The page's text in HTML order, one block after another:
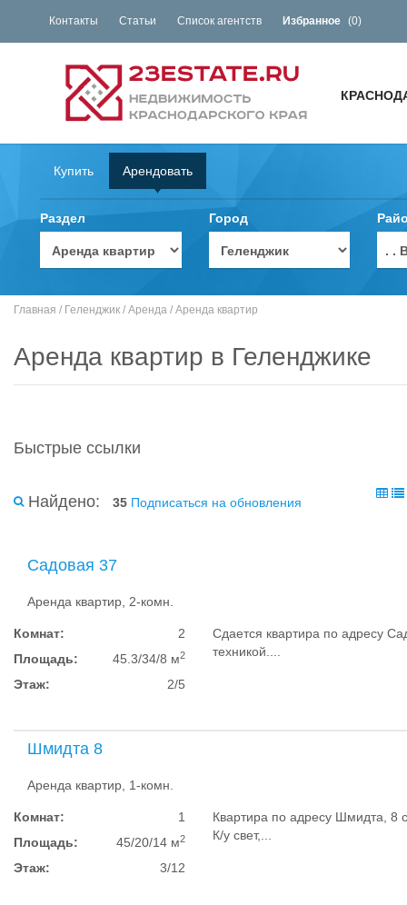
Контакты Статьи Список агентств Избранное (0)
Купить Арендовать
Раздел Город
. .
Главная / Геленджик / Аренда / Аренда квартир
Аренда квартир в Геленджике
Быстрые ссылки
Найдено: 35 Подписаться на обновления
Садовая 37
Аренда квартир, 2-комн.
Комнат:
2
Площадь:
45.3/34/8 м2
Этаж: 2/5
Сдается квартира по адресу
техникой....
Шмидта 8
Аренда квартир, 1-комн.
Комнат:
1
Площадь:
45/20/14 м2
Этаж: 3/12
Квартира по адресу Шмидта, 8
К/у свет,...